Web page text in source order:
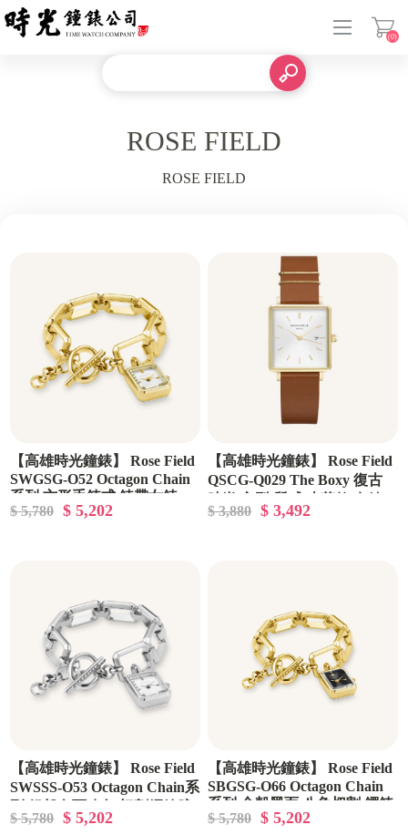
(0)
ROSE FIELD
ROSE FIELD
【高雄時光鐘錶】 Rose Field
SWGSG-O52 Octagon Chain
系列 方形手鍊式 錶帶女錶
$ 5,780
$ 5,202
【高雄時光鐘錶】 Rose Field
QSCG-Q029 The Boxy 復古
$ 3,880 $ 3,492
【高雄時光鐘錶】 Rose Field
SWSSS-O53 Octagon Chain系
錶
$ 5,780 $ 5,202
【高雄時光鐘錶】 Rose Field
SBGSG-O66 Octagon Chain
系列 金殼黑面 八角切割 鐲鍊
腕錶
$ 5,780 $ 5,202